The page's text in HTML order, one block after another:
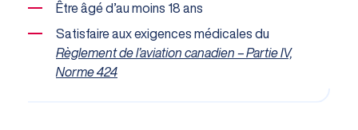
Être âgé d’au moins 18 ans
Satisfaire aux exigences médicales du
Règlement de l’aviation canadien – Partie IV,
Norme 424